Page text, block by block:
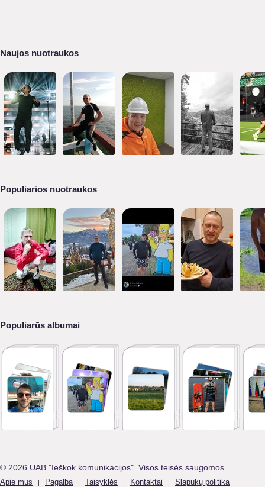
Naujos nuotraukos
Populiarios nuotraukos
Populiarūs albumai
© 2026 UAB "Ieškok komunikacijos". Visos teisės saugomos.
Apie mus | Pagalba | Taisyklės | Kontaktai | Slapukų politika